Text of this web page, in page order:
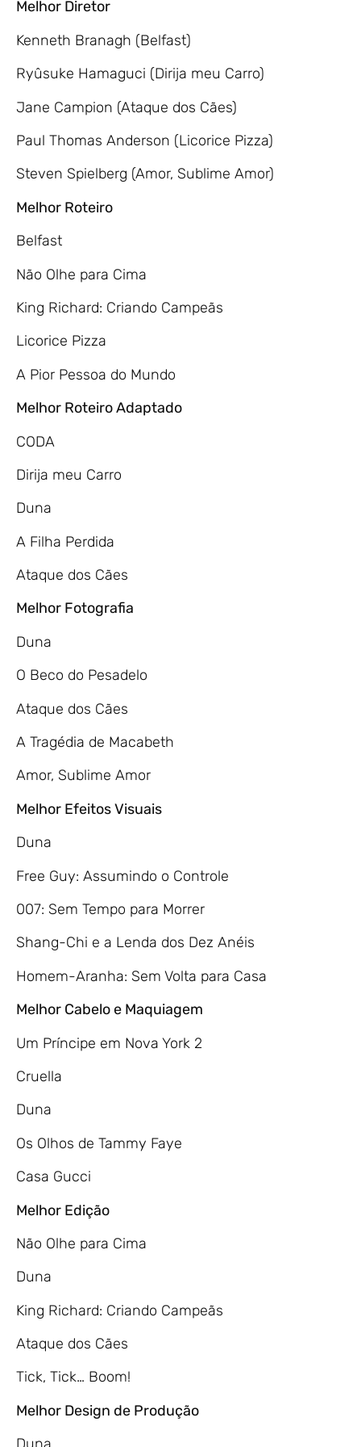
Melhor Diretor
Kenneth Branagh (Belfast)
Ryûsuke Hamaguci (Dirija meu Carro)
Jane Campion (Ataque dos Cães)
Paul Thomas Anderson (Licorice Pizza)
Steven Spielberg (Amor, Sublime Amor)
Melhor Roteiro
Belfast
Não Olhe para Cima
King Richard: Criando Campeãs
Licorice Pizza
A Pior Pessoa do Mundo
Melhor Roteiro Adaptado
CODA
Dirija meu Carro
Duna
A Filha Perdida
Ataque dos Cães
Melhor Fotografia
Duna
O Beco do Pesadelo
Ataque dos Cães
A Tragédia de Macabeth
Amor, Sublime Amor
Melhor Efeitos Visuais
Duna
Free Guy: Assumindo o Controle
007: Sem Tempo para Morrer
Shang-Chi e a Lenda dos Dez Anéis
Homem-Aranha: Sem Volta para Casa
Melhor Cabelo e Maquiagem
Um Príncipe em Nova York 2
Cruella
Duna
Os Olhos de Tammy Faye
Casa Gucci
Melhor Edição
Não Olhe para Cima
Duna
King Richard: Criando Campeãs
Ataque dos Cães
Tick, Tick… Boom!
Melhor Design de Produção